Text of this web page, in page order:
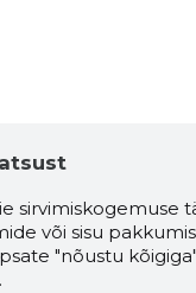
sirvimiskogemuse
või sisu
"nõustu